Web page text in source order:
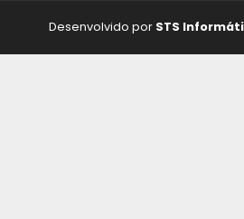
Desenvolvido por STS